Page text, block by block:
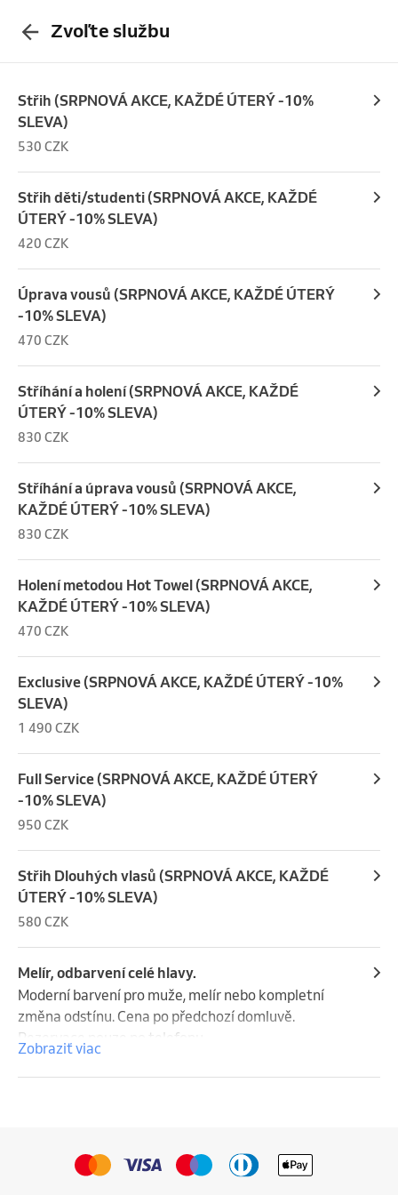
Zvoľte službu
Střih (SRPNOVÁ AKCE, KAŽDÉ ÚTERÝ -10%
SLEVA)
530 CZK
Střih děti/studenti (SRPNOVÁ AKCE, KAŽDÉ
ÚTERÝ -10% SLEVA)
420 CZK
Úprava vousů (SRPNOVÁ AKCE, KAŽDÉ ÚTERÝ
-10% SLEVA)
470 CZK
Stříhání a holení (SRPNOVÁ AKCE, KAŽDÉ
ÚTERÝ -10% SLEVA)
830 CZK
Stříhání a úprava vousů (SRPNOVÁ AKCE,
KAŽDÉ ÚTERÝ -10% SLEVA)
830 CZK
Holení metodou Hot Towel (SRPNOVÁ AKCE,
KAŽDÉ ÚTERÝ -10% SLEVA)
470 CZK
Exclusive (SRPNOVÁ AKCE, KAŽDÉ ÚTERÝ -10%
SLEVA)
1 490 CZK
Full Service (SRPNOVÁ AKCE, KAŽDÉ ÚTERÝ
-10% SLEVA)
950 CZK
Střih Dlouhých vlasů (SRPNOVÁ AKCE, KAŽDÉ
ÚTERÝ -10% SLEVA)
580 CZK
Melír, odbarvení celé hlavy.
Moderní barvení pro muže, melír nebo kompletní
změna odstínu. Cena po předchozí domluvě.
Rezervace pouze po telefonu.
Zobraziť viac